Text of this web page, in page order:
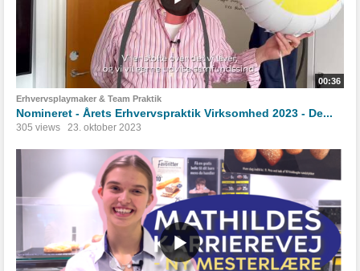
00:36
Erhvervsplaymaker & Team Praktik
Nomineret - Årets Erhvervspraktik Virksomhed 2023 - De...
305 views 23. oktober 2023